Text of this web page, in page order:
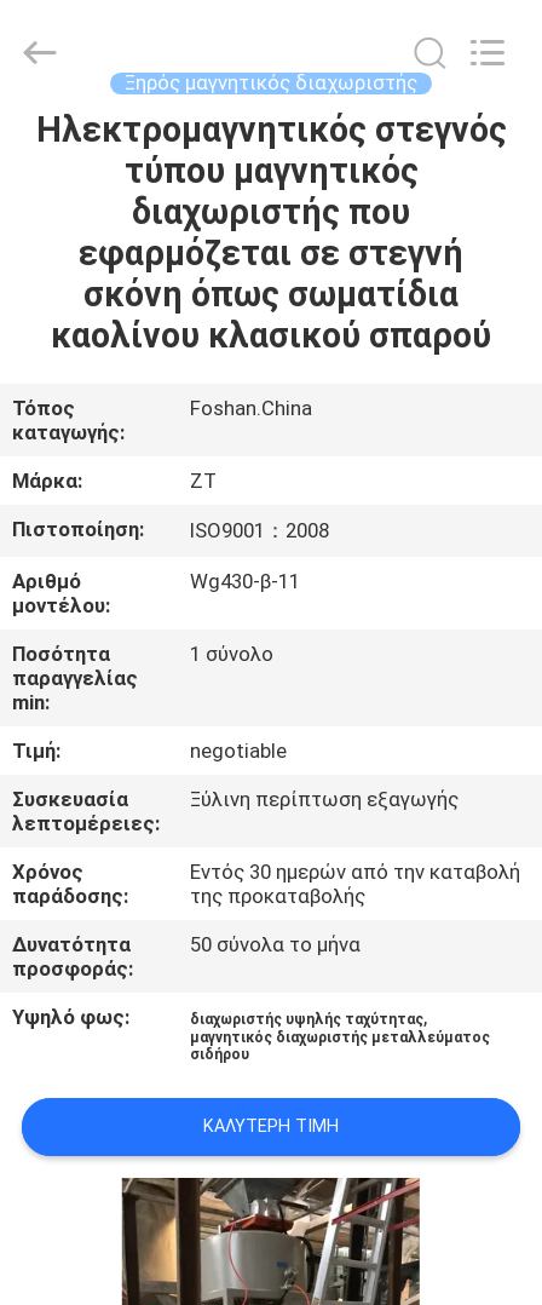
ΣΠΊΤΙ
ΠΡΟΪΌΝΤΑ
ΠΕΡΊΠΟΥ
ΕΜΕΊΣ
ΓΎΡΟΣ
ΕΡΓΟΣΤΑΣΊΩΝ
ΠΟΙΟΤΙΚΌΣ
ΈΛΕΓΧΟΣ
ΜΑΣ
ΕΛΆΤΕ
ΣΕ
ΕΠΑΦΉ
ΜΕ
ΕΙΔΉΣΕΙΣ
ΓΝΏΣΗ
ΠΕΡΙΠΤΏΣΕΙΣ
SITEMAP
PRIVACY
Reserved.
Ξηρός μαγνητικός διαχωριστής
Ηλεκτρομαγνητικός στεγνός
τύπου μαγνητικός
διαχωριστής που
εφαρμόζεται σε στεγνή
σκόνη όπως σωματίδια
καολίνου κλασικού σπαρού
Τόπος
καταγωγής:
Foshan.China
Μάρκα:
ZT
Πιστοποίηση:
ISO9001：2008
Αριθμό
μοντέλου:
Wg430-β-11
Ποσότητα
παραγγελίας
min:
1 σύνολο
Τιμή:
negotiable
Συσκευασία
λεπτομέρειες:
Ξύλινη περίπτωση εξαγωγής
Χρόνος
παράδοσης:
Εντός 30 ημερών από την καταβολή
της προκαταβολής
Δυνατότητα
προσφοράς:
50 σύνολα το μήνα
Υψηλό φως: διαχωριστής υψηλής ταχύτητας,
μαγνητικός διαχωριστής μεταλλεύματος
σιδήρου
ΚΑΛΎΤΕΡΗ ΤΙΜΉ